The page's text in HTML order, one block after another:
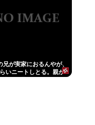
兄が実家におるんやが、
いニートしとる。親が